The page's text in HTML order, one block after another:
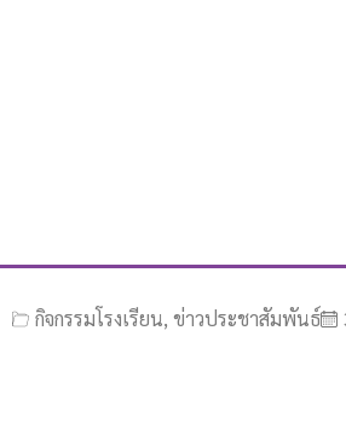
กิจกรรมโรงเรียน, ข่าวประชาสัมพันธ์